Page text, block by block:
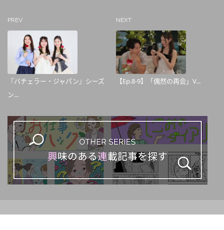
PREV
『バチェラー・ジャパン』シーズ
ン...
NEXT
【Ep.8-9】「偶然の再会」V...